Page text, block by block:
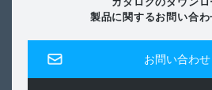
製品に関するお問い合わ
お問い合わせ